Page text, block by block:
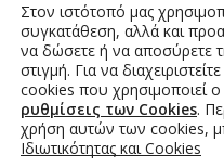
ΑΝΑΓΡΑΦΟΝΤΑΙ ΣΤΟ
ΑΝΗΡΤΗΜΕΝΟ PDF
1,54€–39,47€ συμπ. Φ.Π.Α.
Στον ιστότοπό μας
συγκατάθεση, αλλά και
να δώσετε ή να αποσύρετε
στιγμή. Για να
cookies που χρησιμοποιεί ο
ρυθμίσεις των Cookies.
χρήση αυτών των cookies,
Ιδιωτικότητας και Cookies